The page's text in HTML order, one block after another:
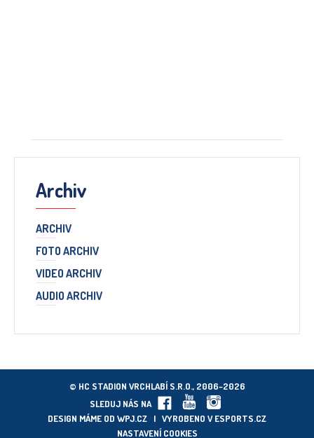
Archiv
ARCHIV
FOTO ARCHIV
VIDEO ARCHIV
AUDIO ARCHIV
© HC STADION VRCHLABÍ S.R.O., 2006–2026
SLEDUJ NÁS NA
DESIGN MÁME OD WPJ.CZ | VYROBENO VESPORTS.CZ
NASTAVENÍ COOKIES